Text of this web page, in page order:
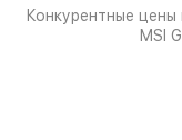
Конкурентные
MSI